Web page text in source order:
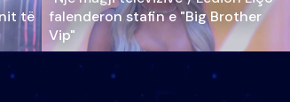
të
falenderon stafin e "Big Brother
Vip"